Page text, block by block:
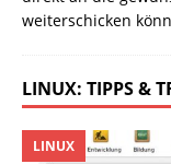
weiterschicken
LINUX: TIPPS &
LINUX